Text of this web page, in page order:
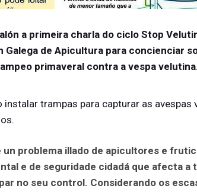
a primeira charla do ciclo Stop
Galega de Apicultura para concienciar
primaveral contra a vespa
trampas para capturar as avespas
un problema illado de apicultores e
e de seguridade cidadá que afecta a
no seu control. Considerando os